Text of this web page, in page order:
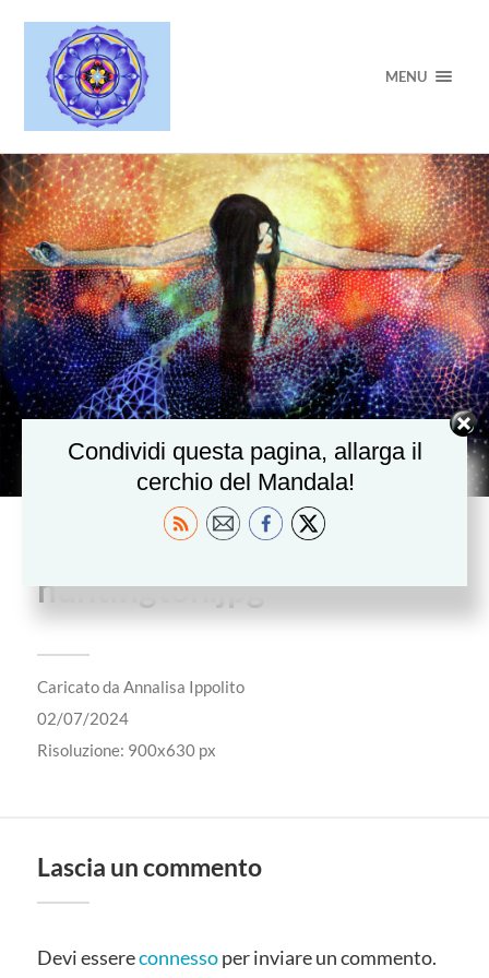
MENU
casting-the-net-joyce-
huntington.jpg
Caricato da Annalisa Ippolito
02/07/2024
Risoluzione: 900x630 px
Lascia un commento
Devi essereconnessoper inviare un commento.
Condividi questa pagina, allarga il
cerchio del Mandala!